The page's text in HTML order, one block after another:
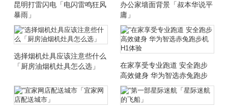
昆明打雷闪电「电闪雷鸣狂风
暴雨」
办公家墙面背景「叔本华说平
庸」
选择烟机灶具应该注意些什么
「厨房油烟机灶具怎么选」
在家享受专业跑道 安全跑步
高效健身 华为智选赤兔跑步
机H1体验